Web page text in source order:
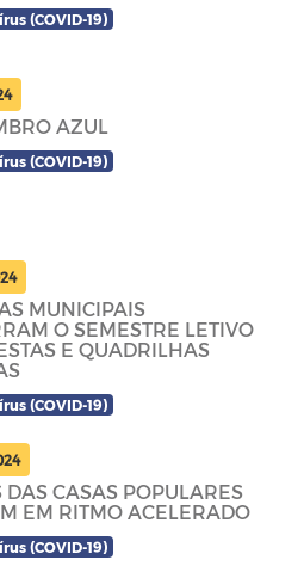
(COVID-19)
AZUL
(COVID-19)
MUNICIPAIS
O SEMESTRE LETIVO
E QUADRILHAS
(COVID-19)
DAS CASAS POPULARES
EM RITMO ACELERADO
(COVID-19)